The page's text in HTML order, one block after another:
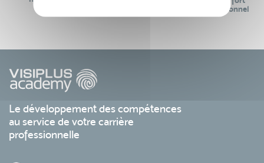
avec le monde professionnel
Le développement des compétences
au service de votre carrière
professionnelle